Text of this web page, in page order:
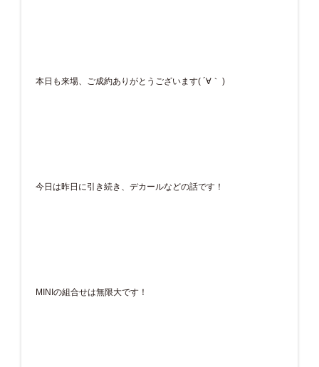
本日も来場、ご成約ありがとうございます( ´∀｀ )
今日は昨日に引き続き、デカールなどの話です！
MINIの組合せは無限大です！